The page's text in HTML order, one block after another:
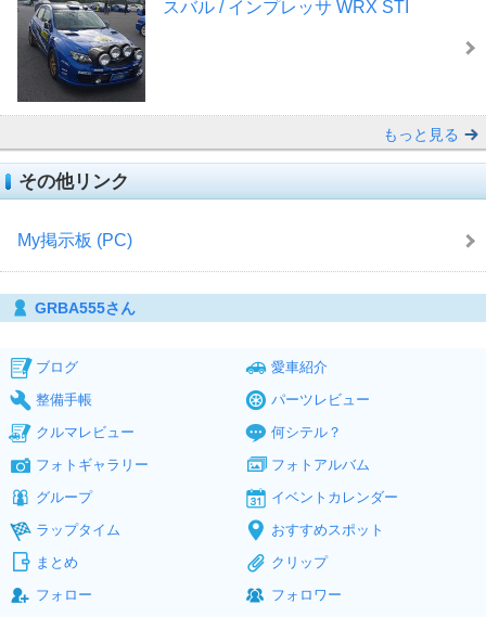
スバル / インプレッサ WRX STI
もっと見る
その他リンク
My掲示板 (PC)
GRBA555さん
ブログ
愛車紹介
整備手帳
パーツレビュー
クルマレビュー
何シテル？
フォトギャラリー
フォトアルバム
グループ
イベントカレンダー
ラップタイム
おすすめスポット
まとめ
クリップ
フォロー
フォロワー